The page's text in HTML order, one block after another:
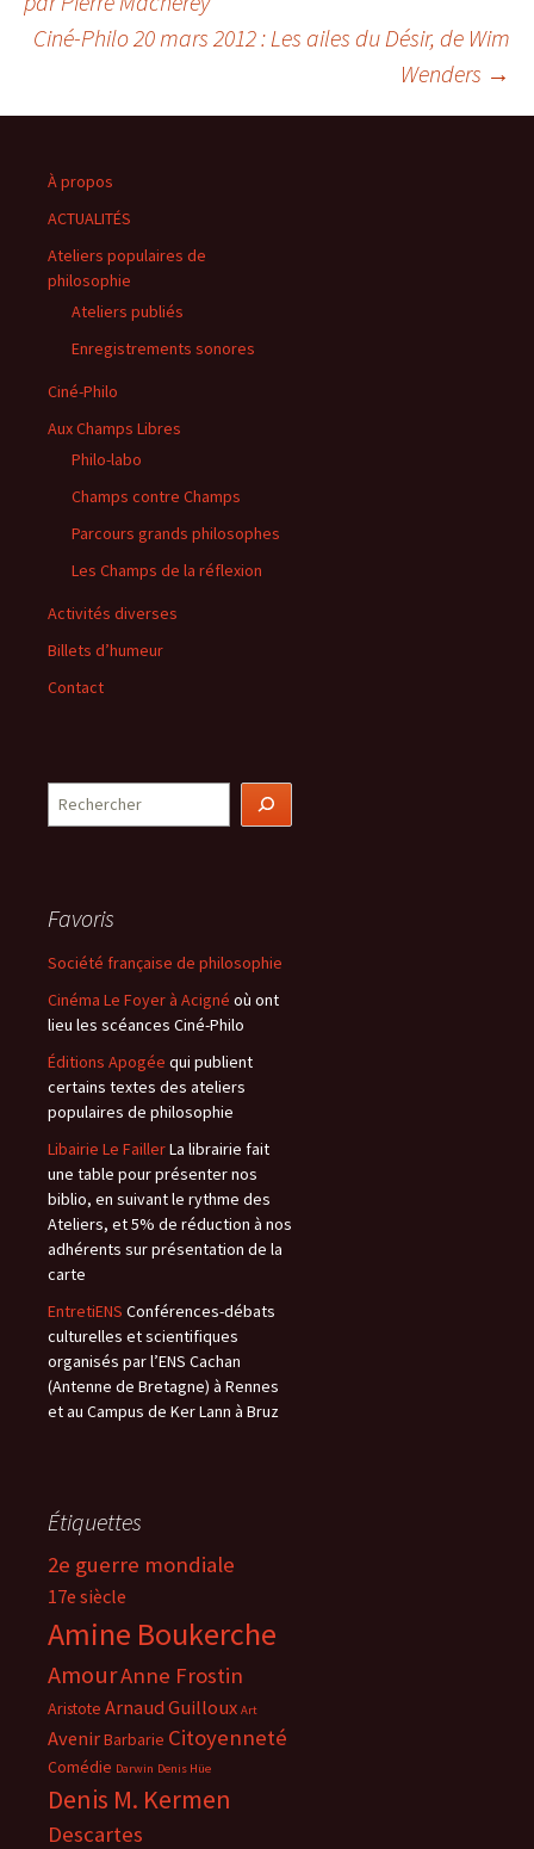
des
articles
Ciné-Philo 20 mars 2012 : Les ailes du Désir, de Wim
Wenders →
À propos
ACTUALITÉS
Ateliers populaires de
philosophie
Ateliers publiés
Enregistrements sonores
Ciné-Philo
Aux Champs Libres
Philo-labo
Champs contre Champs
Parcours grands philosophes
Les Champs de la réflexion
Activités diverses
Billets d’humeur
Contact
Rechercher
Favoris
Société française de philosophie
Cinéma Le Foyer à Acigné où ont
lieu les scéances Ciné-Philo
Éditions Apogée qui publient
certains textes des ateliers
populaires de philosophie
Libairie Le FaillerLa librairie fait
une table pour présenter nos
biblio, en suivant le rythme des
Ateliers, et 5% de réduction à nos
adhérents sur présentation de la
carte
EntretiENS Conférences-débats
culturelles et scientifiques
organisés par l’ENS Cachan
(Antenne de Bretagne) à Rennes
et au Campus de Ker Lann à Bruz
Étiquettes
2e guerre mondiale
17e siècle
Amine Boukerche
AmourAnne Frostin
Aristote Arnaud Guilloux Art
AvenirBarbarie Citoyenneté
Comédie Darwin Denis Hüe
Denis M. Kermen
Descartes